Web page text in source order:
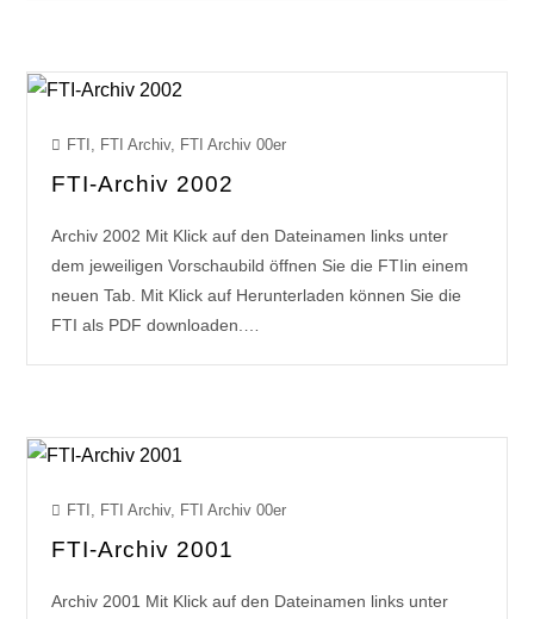
FTI , FTI Archiv, FTI Archiv 00er
FTI-Archiv 2002
Archiv 2002 Mit Klick auf den Dateinamen links unter
dem jeweiligen Vorschaubild öffnen Sie die FTIin einem
neuen Tab. Mit Klick auf Herunterladen können Sie die
FTI als PDF downloaden.…
FTI FTI Archiv, FTI Archiv 00er
FTI-Archiv 2001
Archiv 2001 Mit Klick auf den Dateinamen links unter